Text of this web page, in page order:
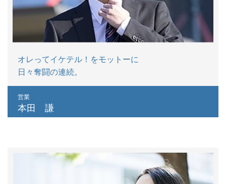
オレってイケテル！をモットーに
日々奪闘の連続。
営業
本田 謙